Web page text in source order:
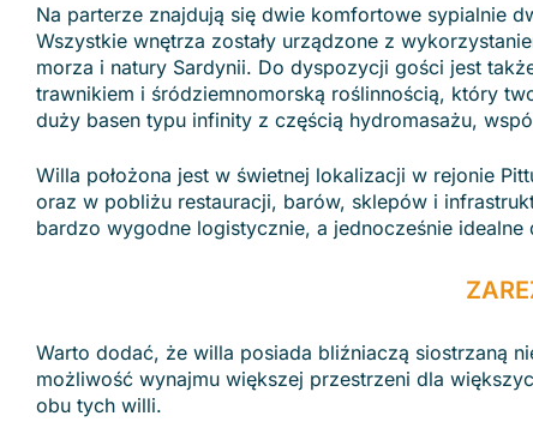
Na parterze znajdują się dwie komfortowe sypialnie
Wszystkie wnętrza zostały urządzone z
morza i natury Sardynii. Do dyspozycji gości jest
trawnikiem i śródziemnomorską roślinnością, który
duży basen typu infinity z częścią hydromasażu,
Willa położona jest w świetnej lokalizacji w rejonie
oraz w pobliżu restauracji, barów, sklepów i
bardzo wygodne logistycznie, a jednocześnie
Warto dodać, że willa posiada bliźniaczą siostrzaną
możliwość wynajmu większej przestrzeni dla
obu tych willi.